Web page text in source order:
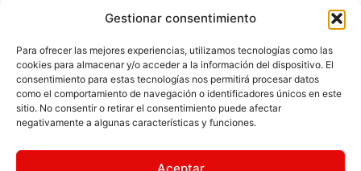
Gestionar consentimiento
Para ofrecer las mejores experiencias, utilizamos tecnologías como las
cookies para almacenar y/o acceder a la información del dispositivo. El
consentimiento para estas tecnologías nos permitirá procesar datos
como el comportamiento de navegación o identificadores únicos en este
sitio. No consentir o retirar el consentimiento puede afectar
negativamente a algunas características y funciones.
Aceptar